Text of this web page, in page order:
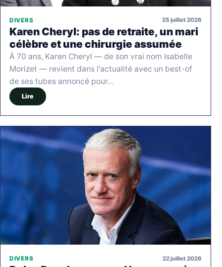
DIVERS 25 juillet 2026
Karen Cheryl: pas de retraite, un mari
célèbre et une chirurgie assumée
À 70 ans, Karen Cheryl — de son vrai nom Isabelle
Morizet — revient dans l'actualité avec un best-of
de ses tubes annoncé pour…
Lire
DIVERS 22 juillet 2026